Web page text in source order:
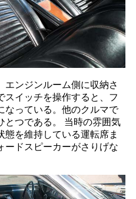
エンジンルーム側に収納さ
スイッチを操作すると、フ
なっている。他のクルマで
とつである。 当時の雰囲気
態を維持している運転席ま
ードスピーカーがさりげな